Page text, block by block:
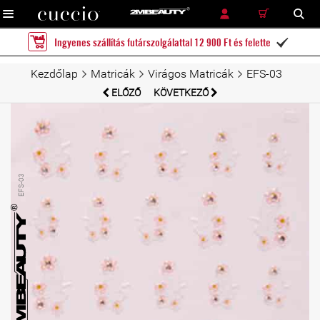
RÉSZLETES KERESÉS KERESÉS
Ingyenes szállítás futárszolgálattal 12 900 Ft és felette 
Kezdőlap Matricák Virágos Matricák EFS-03
ELŐZŐ KÖVETKEZŐ
EFS-03